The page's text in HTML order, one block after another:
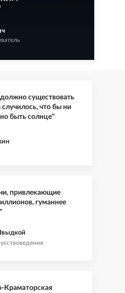
существовать
что бы ни
быть солнце"
привлекающие
гуманнее
Краматорская